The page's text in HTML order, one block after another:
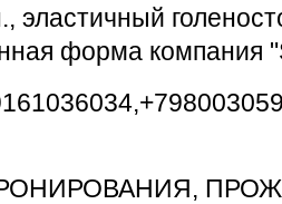
эластичный
форма компания